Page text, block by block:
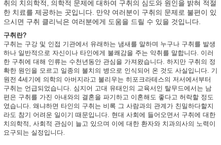
취의 치의학적, 의학적 문제에 대하여 구취의 심도와 원인을 밝혀 적절
한 치료를 제공하는 곳입니다. 만약 여러분이 구취의 문제로 불편이 있
으시면 구취 클리닉은 여러분에게 도움을 드릴 수 있을 것입니다.
구취란?
구취는 구강 및 인접 기관에서 유래하는 냄새를 말하며 누구나 구취를 발생
하나 일반적으로 자신이나 타인에게 불쾌감을 주는 악취를 말합니다. 이러
한 구취에 대해 인류는 수천년동안 관심을 가져왔습니다. 하지만 구취의 정
확한 원인을 모르고 일종의 불치의 병으로 인식되어 온 것도 사실입니다. 기
원전 4세기에 의학의 아버지라고 불리우는 히포크라테스의 저서에서부터
구취는 언급되었습니다. 심지어 고대 유태인의 교육서인 탈무드에서는 남
편은 구취를 가진 아내와의 결혼을 파기하고 이혼해도 좋다고 허락할 정도
였습니다. 왜냐하면 타인의 구취는 비록 그 사람과의 관계가 친밀하다할지
라도 참기 어려운 일이기 때문입니다. 현대 사회에 들어오면서 구취에 대한
치의학적, 사회적 관심이 늘고 있으며 이에 대한 환자와 치과의사의 노력이
요구되는 실정입니다.